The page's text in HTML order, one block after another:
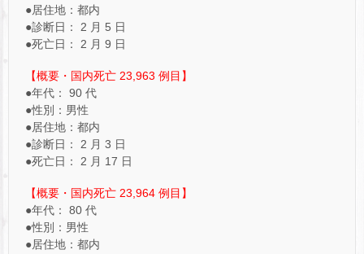
●居住地：都内
●診断日： 2 月 5 日
●死亡日： 2 月 9 日
【概要・国内死亡 23,963 例目】
●年代： 90 代
●性別：男性
●居住地：都内
●診断日： 2 月 3 日
●死亡日： 2 月 17 日
【概要・国内死亡 23,964 例目】
●年代： 80 代
●性別：男性
●居住地：都内